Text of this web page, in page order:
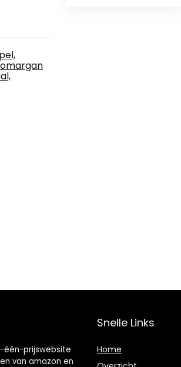
één-prijswebsite
van amazon en
Snelle Links
Home